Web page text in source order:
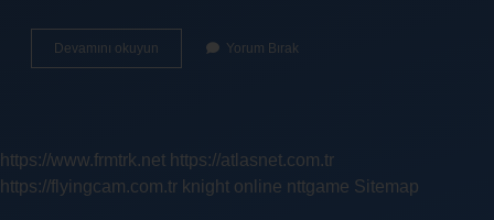
Devamını okuyun Bilgisayar
Programcılığı
Yorum Bırak
https://www.frmtrk.net https://atlasnet.com.tr
https://flyingcam.com.tr knight online nttgame Sitemap